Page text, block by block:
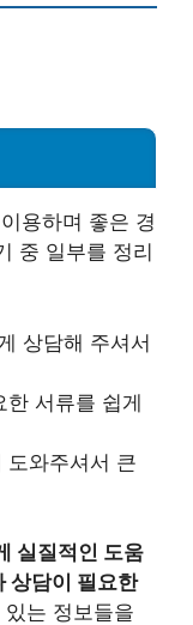
용하며 좋은 경
중 일부를 정리
상담해 주셔서
한 서류를 쉽게
도와주셔서 큰
실질적인 도움
상담이 필요한
는 정보들을